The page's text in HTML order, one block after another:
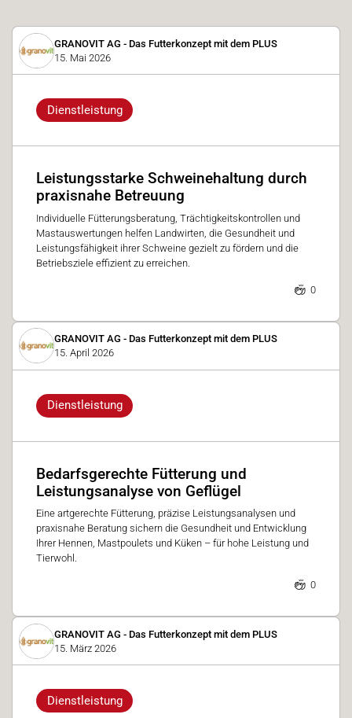
GRANOVIT AG - Das Futterkonzept mit dem PLUS
15. Mai 2026
Dienstleistung
Leistungsstarke Schweinehaltung durch
praxisnahe Betreuung
Individuelle Fütterungsberatung, Trächtigkeitskontrollen und
Mastauswertungen helfen Landwirten, die Gesundheit und
Leistungsfähigkeit ihrer Schweine gezielt zu fördern und die
Betriebsziele effizient zu erreichen.
0
GRANOVIT AG - Das Futterkonzept mit dem PLUS
15. April 2026
Dienstleistung
Bedarfsgerechte Fütterung und
Leistungsanalyse von Geflügel
Eine artgerechte Fütterung, präzise Leistungsanalysen und
praxisnahe Beratung sichern die Gesundheit und Entwicklung
Ihrer Hennen, Mastpoulets und Küken – für hohe Leistung und
Tierwohl.
0
GRANOVIT AG - Das Futterkonzept mit dem PLUS
15. März 2026
Dienstleistung